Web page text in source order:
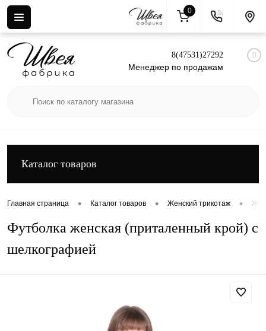
Вход Регистрация
8(47531)27292
Менеджер по продажам
0
Каталог товаров
Главная страница • Каталог товаров • Женский трикотаж •
Футболка женская (приталенный крой) с
шелкографией
0